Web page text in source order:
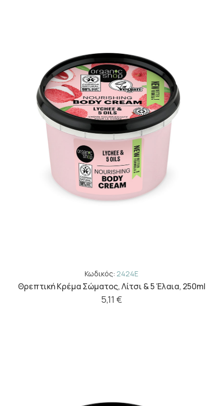
Κωδικός: 2424E
Θρεπτική Κρέμα Σώματος, Λίτσι & 5 Έλαια, 250ml
5,11 €